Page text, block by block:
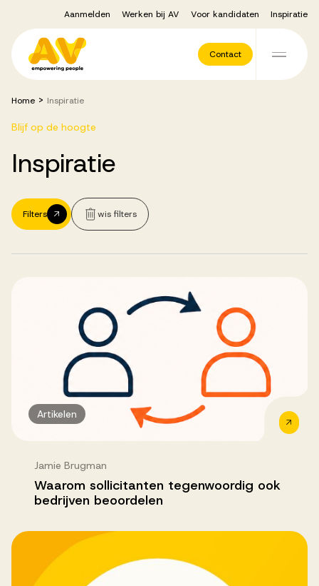
Aanmelden Werken bij AV Voor kandidaten Inspiratie
Contact
Voor opdrachtgevers
Werving & Selectie
Executive Search
Recruitment Services
Successen
Onze opdrachtgevers
Vervulde vacatures
Over AV
Home > Inspiratie
Blijf op de hoogte
Inspiratie
Filters wis filters
Artikelen
Jamie Brugman
Waarom sollicitanten tegenwoordig ook
bedrijven beoordelen